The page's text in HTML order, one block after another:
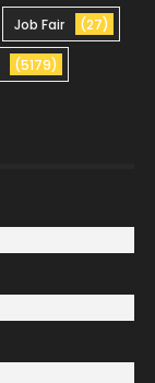
Job Fair (27)
(5179)